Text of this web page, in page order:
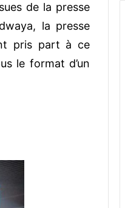
de la presse
la presse
pris part à ce
le format d’un